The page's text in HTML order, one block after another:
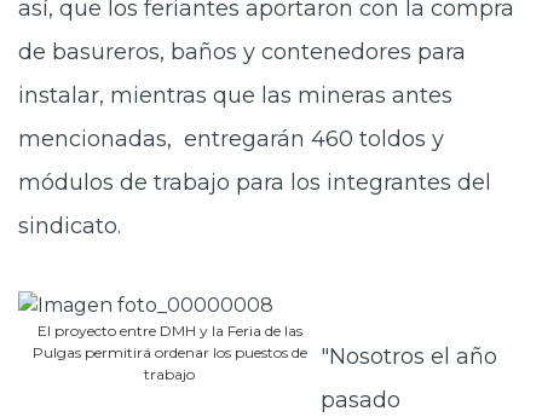
así, que los feriantes aportaron con la compra
de basureros, baños y contenedores para
instalar, mientras que las mineras antes
mencionadas, entregarán 460 toldos y
módulos de trabajo para los integrantes del
sindicato.
El proyecto entre DMH y la Feria de las
Pulgas permitirá ordenar los puestos de
trabajo
"Nosotros el año
pasado